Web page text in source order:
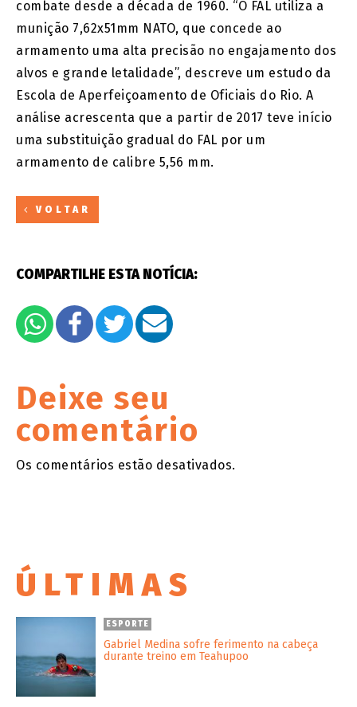
combate desde a década de 1960. “O FAL utiliza a
munição 7,62x51mm NATO, que concede ao
armamento uma alta precisão no engajamento dos
alvos e grande letalidade”, descreve um estudo da
Escola de Aperfeiçoamento de Oficiais do Rio. A
análise acrescenta que a partir de 2017 teve início
uma substituição gradual do FAL por um
armamento de calibre 5,56 mm.
VOLTAR
COMPARTILHE ESTA NOTÍCIA:
Deixe seu
comentário
Os comentários estão desativados.
ÚLTIMAS
ESPORTE
Gabriel Medina sofre ferimento na cabeça
durante treino em Teahupoo